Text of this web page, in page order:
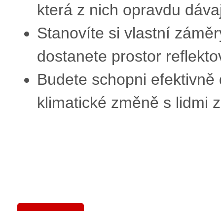
která z nich opravdu
Stanovíte si vlastní
dostanete prostor
Budete schopni
klimatické změně s lidmi